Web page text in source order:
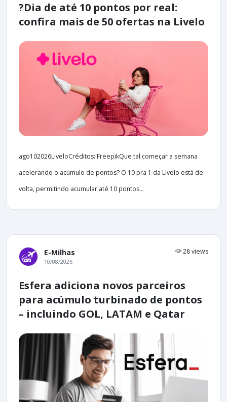
?Dia de até 10 pontos por real:
confira mais de 50 ofertas na Livelo
ago102026LiveloCréditos: FreepikQue tal começar a semana
acelerando o acúmulo de pontos? O 10 pra 1 da Livelo está de
volta, permitindo acumular até 10 pontos...
E-Milhas 28 views
10/08/2026
Esfera adiciona novos parceiros
para acúmulo turbinado de pontos
– incluindo GOL, LATAM e Qatar